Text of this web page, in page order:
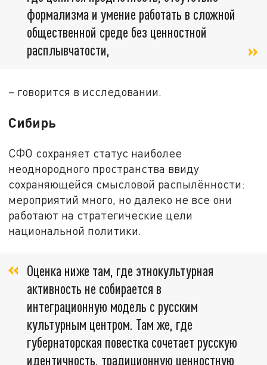
формализма и умение работать в сложной
общественной среде без ценностной
расплывчатости,
– говорится в исследовании.
Сибирь
СФО сохраняет статус наиболее
неоднородного пространства ввиду
сохраняющейся смысловой распылённости:
мероприятий много, но далеко не все они
работают на стратегические цели
национальной политики.
Оценка ниже там, где этнокультурная
активность не собирается в
интеграционную модель с русским
культурным центром. Там же, где
губернаторская повестка сочетает русскую
идентичность, традиционную ценностную